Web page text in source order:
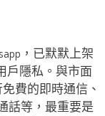
，已默默上架
戶隱私。與市面
費的即時通信、
話等，最重要是